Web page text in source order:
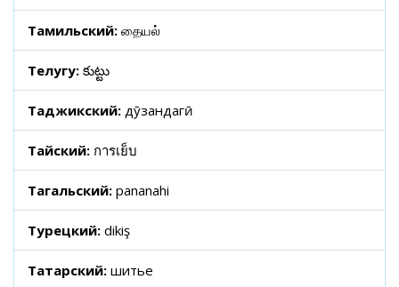
Тамильский: தையல்
Телугу: కుట్టు
Таджикский: дӯзандагӣ
Тайский: การเย็บ
Тагальский: pananahi
Турецкий: dikiş
Татарский: шитье